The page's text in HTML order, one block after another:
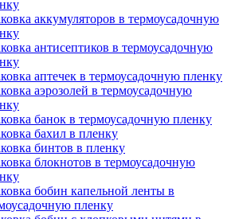
аккумуляторов в термоусадочную
антисептиков в термоусадочную
аптечек в термоусадочную пленку
аэрозолей в термоусадочную
банок в термоусадочную пленку
бахил в пленку
бинтов в пленку
блокнотов в термоусадочную
бобин капельной ленты в
пленку